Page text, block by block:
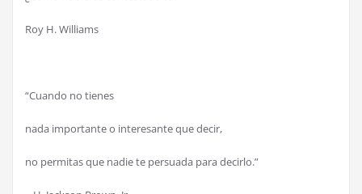
Roy H. Williams
“Cuando no tienes
nada importante o interesante que decir,
no permitas que nadie te persuada para decirlo.”